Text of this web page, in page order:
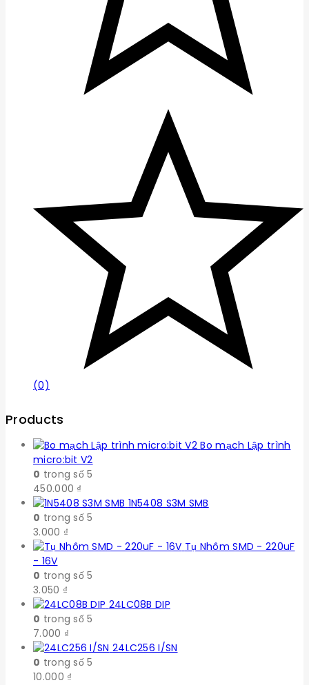
(0)
Products
Bo mạch Lập trình
micro:bit V2
0 trong số 5
450.000 ₫
1N5408 S3M SMB
0 trong số 5
3.000 ₫
Tụ Nhôm SMD - 220uF
- 16V
0 trong số 5
3.050 ₫
24LC08B DIP
0 trong số 5
7.000 ₫
24LC256 I/SN
0 trong số 5
10.000 ₫